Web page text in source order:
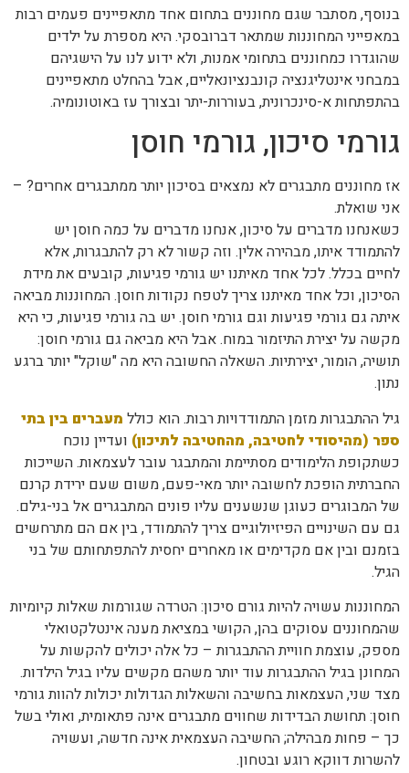
בנוסף, מסתבר שגם מחוננים בתחום אחד מתאפיינים פעמים רבות
במאפייני המחוננות שמתאר דברובסקי. היא מספרת על ילדים
שהוגדרו כמחוננים בתחומי אמנות, ולא ידוע לנו על הישגיהם
במבחני אינטליגנציה קונבנציונאליים, אבל בהחלט מתאפיינים
בהתפתחות א-סינכרונית, בעוררות-יתר ובצורך עז באוטונומיה.
גורמי סיכון, גורמי חוסן
אז מחוננים מתבגרים לא נמצאים בסיכון יותר ממתבגרים אחרים? –
אני שואלת.
כשאנחנו מדברים על סיכון, אנחנו מדברים על כמה חוסן יש
להתמודד איתו, מבהירה אלין. וזה קשור לא רק להתבגרות, אלא
לחיים בכלל. לכל אחד מאיתנו יש גורמי פגיעות, קובעים את מידת
הסיכון, וכל אחד מאיתנו צריך לטפח נקודות חוסן. המחוננות מביאה
איתה גם גורמי פגיעות וגם גורמי חוסן. יש בה גורמי פגיעות, כי היא
מקשה על יצירת התיזמור במוח. אבל היא מביאה גם גורמי חוסן:
תושיה, הומור, יצירתיות. השאלה החשובה היא מה "שוקל" יותר ברגע
נתון.
גיל ההתבגרות מזמן התמודדויות רבות. הוא כולל מעברים בין בתי
ספר (מהיסודי לחטיבה, מהחטיבה לתיכון) ועדיין נוכח
כשתקופת הלימודים מסתיימת והמתבגר עובר לעצמאות. השייכות
החברתית הופכת לחשובה יותר מאי-פעם, משום שעם ירידת קרנם
של המבוגרים כעוגן שנשענים עליו פונים המתבגרים אל בני-גילם.
גם עם השינויים הפיזיולוגיים צריך להתמודד, בין אם הם מתרחשים
בזמנם ובין אם מקדימים או מאחרים יחסית להתפתחותם של בני
הגיל.
המחוננות עשויה להיות גורם סיכון: הטרדה שגורמות שאלות קיומיות
שהמחוננים עסוקים בהן, הקושי במציאת מענה אינטלקטואלי
מספק, עוצמת חוויית ההתבגרות – כל אלה יכולים להקשות על
המחונן בגיל ההתבגרות עוד יותר משהם מקשים עליו בגיל הילדות.
מצד שני, העצמאות בחשיבה והשאלות הגדולות יכולות להוות גורמי
חוסן: תחושת הבדידות שחווים מתבגרים אינה פתאומית, ואולי בשל
כך – פחות מבהילה; החשיבה העצמאית אינה חדשה, ועשויה
להשרות דווקא רוגע ובטחון.